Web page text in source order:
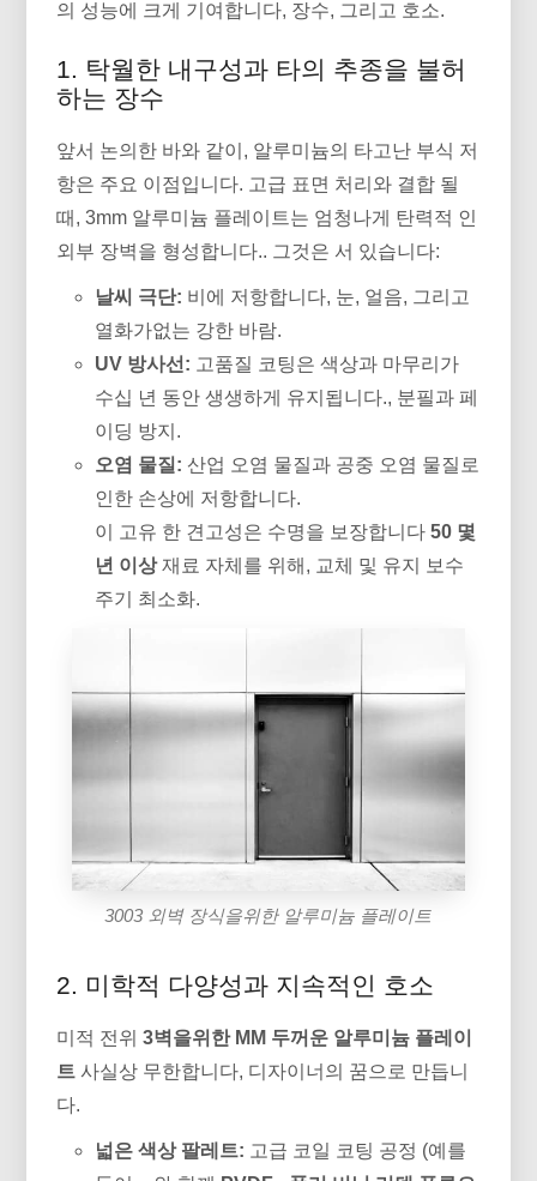
의 성능에 크게 기여합니다, 장수, 그리고 호소.
1. 탁월한 내구성과 타의 추종을 불허
하는 장수
앞서 논의한 바와 같이, 알루미늄의 타고난 부식 저
항은 주요 이점입니다. 고급 표면 처리와 결합 될
때, 3mm 알루미늄 플레이트는 엄청나게 탄력적 인
외부 장벽을 형성합니다.. 그것은 서 있습니다:
날씨 극단: 비에 저항합니다, 눈, 얼음, 그리고
열화가없는 강한 바람.
UV 방사선: 고품질 코팅은 색상과 마무리가
수십 년 동안 생생하게 유지됩니다., 분필과 페
이딩 방지.
오염 물질: 산업 오염 물질과 공중 오염 물질로
인한 손상에 저항합니다.
이 고유 한 견고성은 수명을 보장합니다50 몇
년 이상재료 자체를 위해, 교체 및 유지 보수
주기 최소화.
3003 외벽 장식을위한 알루미늄 플레이트
2. 미학적 다양성과 지속적인 호소
미적 전위3벽을위한 MM 두꺼운 알루미늄 플레이
트 사실상 무한합니다, 디자이너의 꿈으로 만듭니
다.
넓은 색상 팔레트: 고급 코일 코팅 공정 (예를